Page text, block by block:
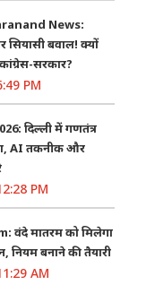
News:
सियासी बवाल! क्यों
सरकार?
PM
दिल्ली में गणतंत्र
AI तकनीक और
PM
वंदे मातरम को मिलेगा
नियम बनाने की तैयारी
AM